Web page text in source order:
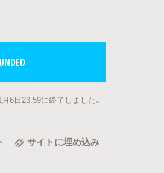
6日23:59に終了しました。
サイトに埋め込み